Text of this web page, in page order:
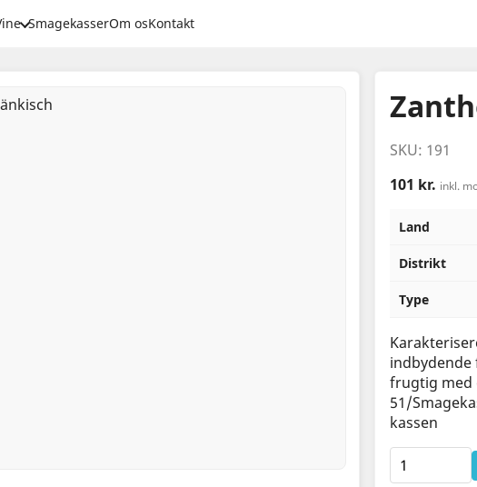
SmagekasserOm osKontakt
SKU: 191
101 kr. inkl.
Land
Distrikt
Type
frugtig med
51/
kassen